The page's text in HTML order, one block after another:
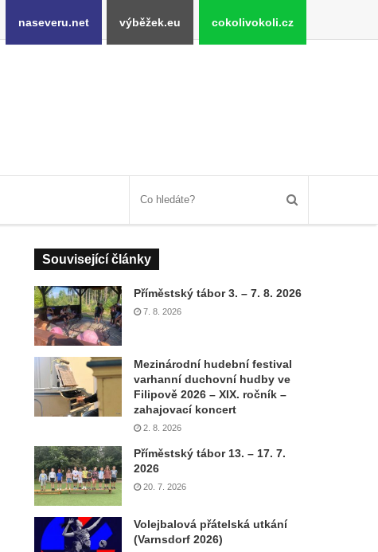
naseveru.net výběžek.eu cokolivokoli.cz
Související články
Příměstský tábor 3. – 7. 8. 2026
7. 8. 2026
Mezinárodní hudební festival
varhanní duchovní hudby ve
Filipově 2026 – XIX. ročník –
zahajovací koncert
2. 8. 2026
Příměstský tábor 13. – 17. 7.
2026
20. 7. 2026
Volejbalová přátelská utkání
(Varnsdorf 2026)